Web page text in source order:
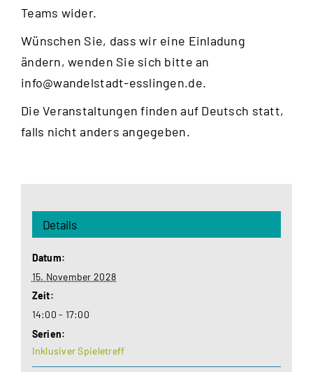
Teams wider.
Wünschen Sie, dass wir eine Einladung
ändern, wenden Sie sich bitte an
info@wandelstadt-esslingen.de.
Die Veranstaltungen finden auf Deutsch statt,
falls nicht anders angegeben.
Details
Datum:
15. November 2028
Zeit:
14:00 - 17:00
Serien:
Inklusiver Spieletreff